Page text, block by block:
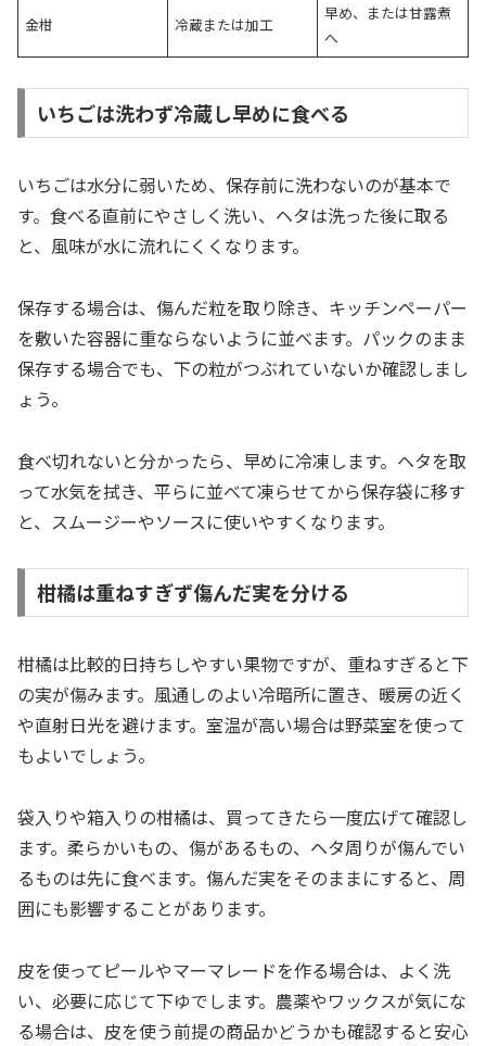
金柑 冷蔵または加工
早め、または甘露煮
へ
いちごは洗わず冷蔵し早めに食べる
いちごは水分に弱いため、保存前に洗わないのが基本で
す。食べる直前にやさしく洗い、ヘタは洗った後に取る
と、風味が水に流れにくくなります。
保存する場合は、傷んだ粒を取り除き、キッチンペーパー
を敷いた容器に重ならないように並べます。パックのまま
保存する場合でも、下の粒がつぶれていないか確認しまし
ょう。
食べ切れないと分かったら、早めに冷凍します。ヘタを取
って水気を拭き、平らに並べて凍らせてから保存袋に移す
と、スムージーやソースに使いやすくなります。
柑橘は重ねすぎず傷んだ実を分ける
柑橘は比較的日持ちしやすい果物ですが、重ねすぎると下
の実が傷みます。風通しのよい冷暗所に置き、暖房の近く
や直射日光を避けます。室温が高い場合は野菜室を使って
もよいでしょう。
袋入りや箱入りの柑橘は、買ってきたら一度広げて確認し
ます。柔らかいもの、傷があるもの、ヘタ周りが傷んでい
るものは先に食べます。傷んだ実をそのままにすると、周
囲にも影響することがあります。
皮を使ってピールやマーマレードを作る場合は、よく洗
い、必要に応じて下ゆでします。農薬やワックスが気にな
る場合は、皮を使う前提の商品かどうかも確認すると安心